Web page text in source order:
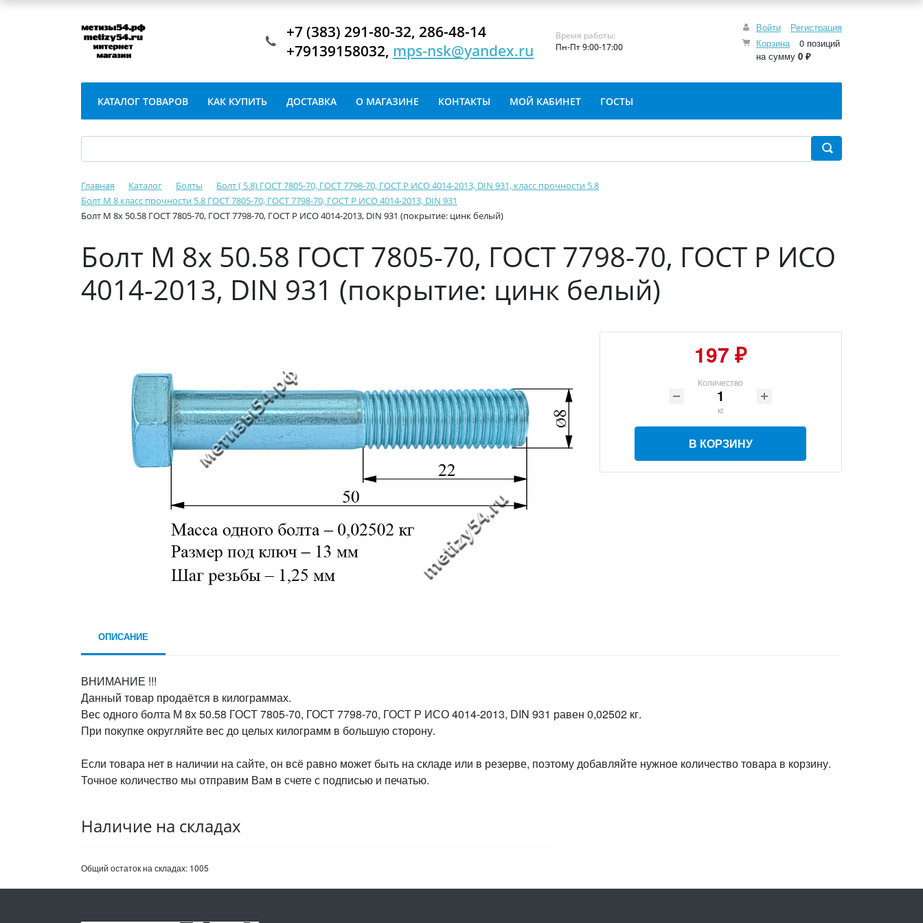
Войти
Регистрация
Корзина
0 позиций
на сумму 0 ₽
+7 (383) 291-80-32, 286-48-14
+79139158032, mps-nsk@yandex.ru
Время работы:
Пн-Пт 9:00-17:00
КАТАЛОГ ТОВАРОВ КАК КУПИТЬ ДОСТАВКА О МАГАЗИНЕ КОНТАКТЫ МОЙ КАБИНЕТ ГОСТЫ
Главная Каталог Болты
Болт ( 5.8) ГОСТ 7805-70, ГОСТ 7798-70, ГОСТ Р ИСО 4014-2013, DIN 931, класс прочности 5.8
Болт М 8 класс прочности 5.8 ГОСТ 7805-70, ГОСТ 7798-70, ГОСТ Р ИСО 4014-2013, DIN 931
Болт М 8х 50.58 ГОСТ 7805-70, ГОСТ 7798-70, ГОСТ Р ИСО 4014-2013, DIN 931 (покрытие: цинк белый)
Болт М 8х 50.58 ГОСТ 7805-70, ГОСТ 7798-70, ГОСТ Р ИСО
4014-2013, DIN 931 (покрытие: цинк белый)
197 ₽
Количество
кг
В КОРЗИНУ
ОПИСАНИЕ
ВНИМАНИЕ !!!
Данный товар продаётся в килограммах.
Вес одного болта М 8х 50.58 ГОСТ 7805-70, ГОСТ 7798-70, ГОСТ Р ИСО 4014-2013, DIN 931 равен 0,02502 кг.
При покупке округляйте вес до целых килограмм в большую сторону.
Если товара нет в наличии на сайте, он всё равно может быть на складе или в резерве, поэтому добавляйте нужное количество товара в корзину.
Точное количество мы отправим Вам в счете с подписью и печатью.
Наличие на складах
Общий остаток на складах: 1005